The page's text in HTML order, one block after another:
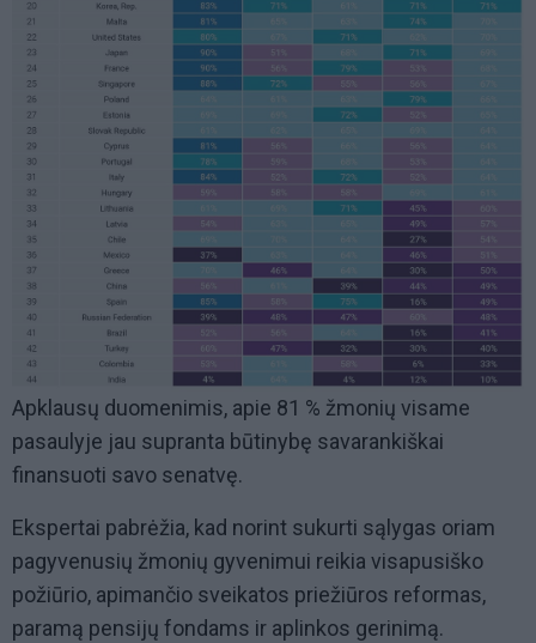
Apklausų duomenimis, apie 81 % žmonių visame
pasaulyje jau supranta būtinybę savarankiškai
finansuoti savo senatvę.
Ekspertai pabrėžia, kad norint sukurti sąlygas oriam
pagyvenusių žmonių gyvenimui reikia visapusiško
požiūrio, apimančio sveikatos priežiūros reformas,
paramą pensijų fondams ir aplinkos gerinimą.